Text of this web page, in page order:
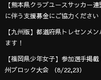
【熊本県クラブユースサッカー
に伴う支援募金にご協力ください
【九州版】都道府県トレセンメ
ます！
【福岡県少年女子】参加選手掲
州ブロック大会 （8/22,23）